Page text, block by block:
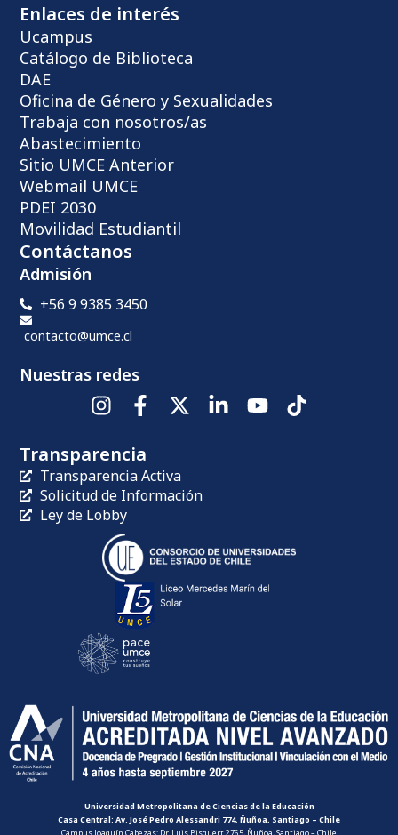
Enlaces de interés
Ucampus
Catálogo de Biblioteca
DAE
Oficina de Género y Sexualidades
Trabaja con nosotros/as
Abastecimiento
Sitio UMCE Anterior
Webmail UMCE
PDEI 2030
Movilidad Estudiantil
Contáctanos
Admisión
+56 9 9385 3450
contacto@umce.cl
Nuestras redes
Transparencia
Transparencia Activa
Solicitud de Información
Ley de Lobby
Universidad Metropolitana de Ciencias de la Educación
Casa Central: Av. José Pedro Alessandri 774, Ñuñoa, Santiago – Chile
Campus Joaquín Cabezas: Dr. Luis Bisquert 2765, Ñuñoa, Santiago – Chile